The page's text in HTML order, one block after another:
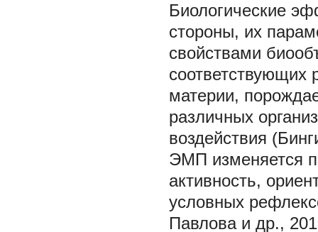
Биологические
стороны, их
свойствами
соответствующих
материи,
различных
воздействия
ЭМП изменяется
активность,
условных
Павлова и др.,